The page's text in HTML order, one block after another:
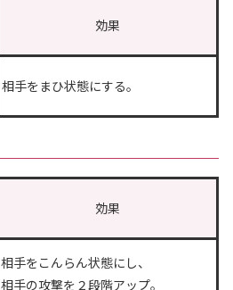
効果
相手をまひ状態にする。
効果
相手をこんらん状態にし、
相手の攻撃を２段階アップ。